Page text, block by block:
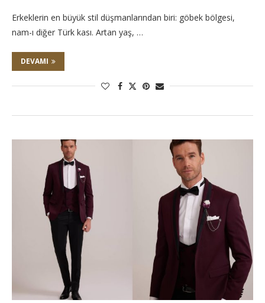
Erkeklerin en büyük stil düşmanlarından biri: göbek bölgesi,
nam-ı diğer Türk kası. Artan yaş, …
DEVAMI